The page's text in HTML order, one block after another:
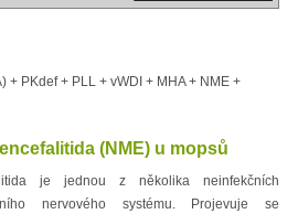
+ PKdef + PLL + vWDI + MHA + NME +
(NME) u mopsů
je jednou z několika neinfekčních
nervového systému. Projevuje se